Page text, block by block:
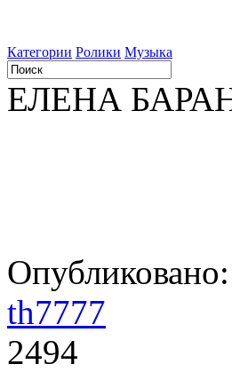
Категории Ролики Музыка
ЕЛЕНА
th7777
2494